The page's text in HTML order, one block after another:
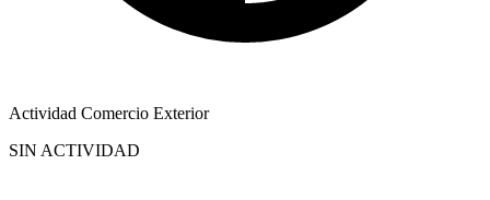
Actividad Comercio Exterior
SIN ACTIVIDAD